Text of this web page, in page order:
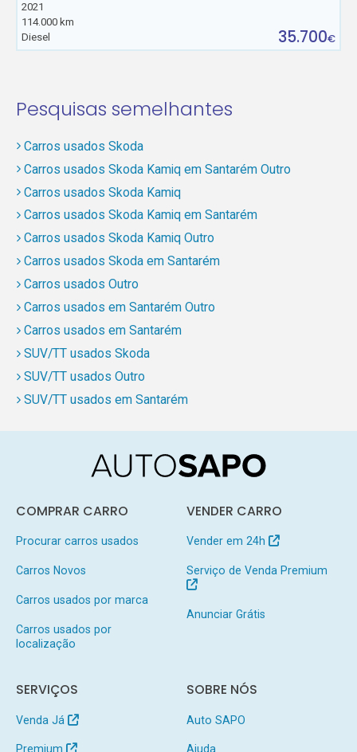
2021
114.000 km
Diesel
35.700€
Pesquisas semelhantes
Carros usados Skoda
Carros usados Skoda Kamiq em Santarém Outro
Carros usados Skoda Kamiq
Carros usados Skoda Kamiq em Santarém
Carros usados Skoda Kamiq Outro
Carros usados Skoda em Santarém
Carros usados Outro
Carros usados em Santarém Outro
Carros usados em Santarém
SUV/TT usados Skoda
SUV/TT usados Outro
SUV/TT usados em Santarém
COMPRAR CARRO
Procurar carros usados
Carros Novos
Carros usados por marca
Carros usados por
localização
VENDER CARRO
Vender em 24h
Serviço de Venda Premium
Anunciar Grátis
SERVIÇOS
Venda Já
Premium
SOBRE NÓS
Auto SAPO
Ajuda